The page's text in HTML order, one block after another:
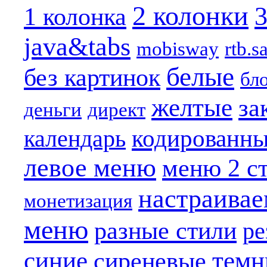
1 колонка 2 колонки
java&tabs mobisway
без картинок белые
деньги директ желтые
календарь
левое меню меню 2
монетизация
меню разные стили
синие сиреневые